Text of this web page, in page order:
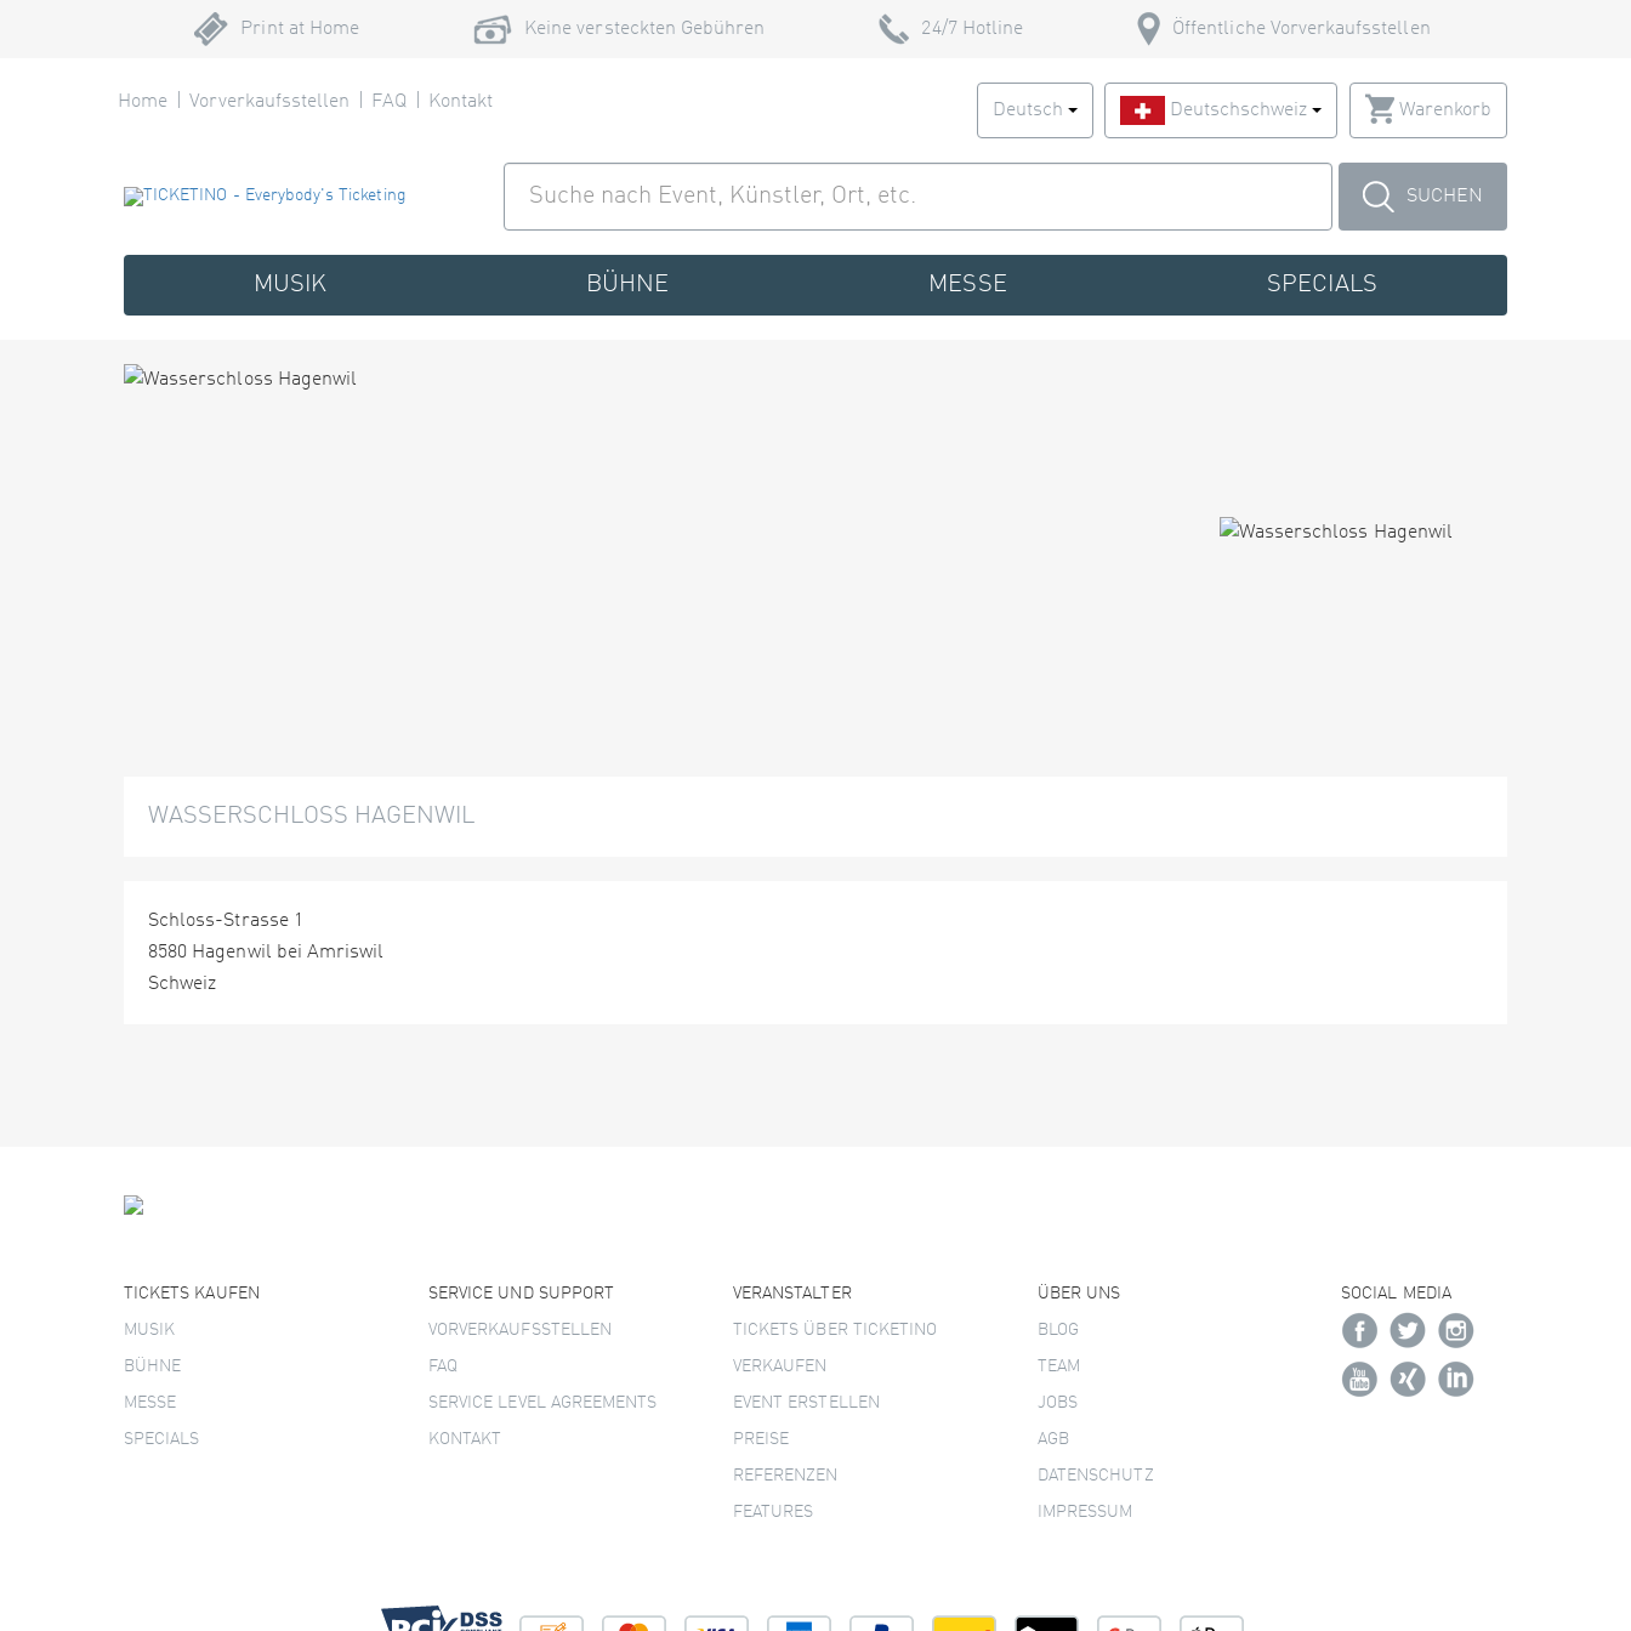
Print at Home Keine versteckten Gebühren 24/7 Hotline Öffentliche Vorverkaufsstellen
Home Vorverkaufsstellen FAQ Kontakt Deutsch Deutschschweiz Warenkorb
SUCHEN
MUSIK BÜHNE MESSE SPECIALS
WASSERSCHLOSS HAGENWIL
Schloss-Strasse 1
8580 Hagenwil bei Amriswil
Schweiz
TICKETS KAUFEN
MUSIK
BÜHNE
MESSE
SPECIALS
SERVICE UND SUPPORT
VORVERKAUFSSTELLEN
FAQ
SERVICE LEVEL AGREEMENTS
KONTAKT
VERANSTALTER
TICKETS ÜBER TICKETINO
VERKAUFEN
EVENT ERSTELLEN
PREISE
REFERENZEN
FEATURES
ÜBER UNS
BLOG
TEAM
JOBS
AGB
DATENSCHUTZ
IMPRESSUM
SOCIAL MEDIA